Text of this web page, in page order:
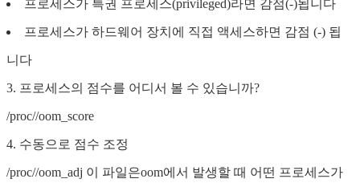
프로세스가 특권 프로세스(privileged)라면 감점(-)됩니다
프로세스가 하드웨어 장치에 직접 액세스하면 감점 (-) 됩
니다
3. 프로세스의 점수를 어디서 볼 수 있습니까?
/proc//oom_score
4. 수동으로 점수 조정
/proc//oom_adj 이 파일은oom에서 발생할 때 어떤 프로세스가